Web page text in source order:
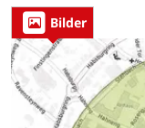
Bilder